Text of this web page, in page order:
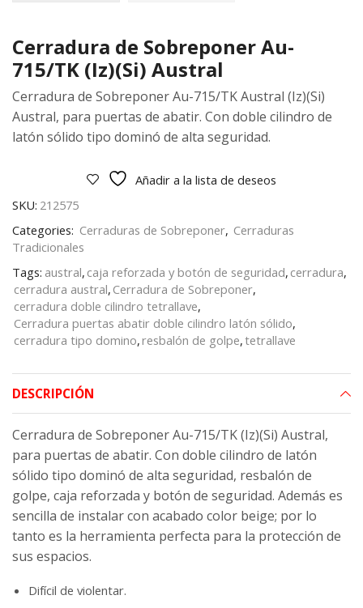
Cerradura de Sobreponer Au-
715/TK (Iz)(Si) Austral
Cerradura de Sobreponer Au-715/TK Austral (Iz)(Si)
Austral, para puertas de abatir. Con doble cilindro de
latón sólido tipo dominó de alta seguridad.
Añadir a la lista de deseos
SKU: 212575
Categories: Cerraduras de Sobreponer, Cerraduras
Tradicionales
Tags: austral, caja reforzada y botón de seguridad, cerradura,
cerradura austral, Cerradura de Sobreponer,
cerradura doble cilindro tetrallave,
Cerradura puertas abatir doble cilindro latón sólido,
cerradura tipo domino,resbalón de golpe,tetrallave
DESCRIPCIÓN
Cerradura de Sobreponer Au-715/TK (Iz)(Si) Austral,
para puertas de abatir. Con doble cilindro de latón
sólido tipo dominó de alta seguridad, resbalón de
golpe, caja reforzada y botón de seguridad. Además es
sencilla de instalar con acabado color beige; por lo
tanto es la herramienta perfecta para la protección de
sus espacios.
Difícil de violentar.